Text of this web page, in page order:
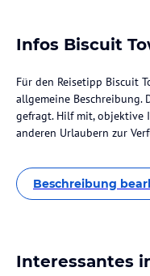
Infos Biscuit
Für den Reisetipp Biscuit
allgemeine Beschreibung.
gefragt. Hilf mit, objektive
anderen Urlaubern zur
Beschreibung
Interessantes